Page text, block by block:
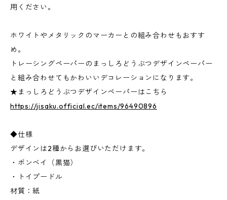
用ください。
ホワイトやメタリックのマーカーとの組み合わせもおすす
め。
トレーシングペーパーのまっしろどうぶつデザインペーパー
と組み合わせてもかわいいデコレーションになります。
★まっしろどうぶつデザインペーパーはこちら
https://jisaku.official.ec/items/96490896
◆仕様
デザインは2種からお選びいただけます。
・ボンベイ（黒猫）
・トイプードル
材質：紙